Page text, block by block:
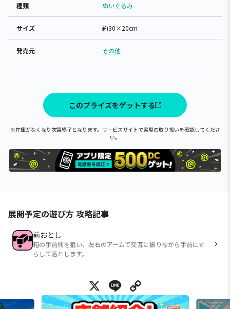
種類 ぬいぐるみ
サイズ 約30×20cm
発売元 その他
このプライズをゲットする
※在庫がなくなり次第終了となります。サービスサイトで実際の取り扱いを確認してくださ
い。
展開予定の遊び方 攻略記事
前おとし
箱の手前側を狙い、左右のアームで交互に振りながら手前にず
らして落とします。
X Line